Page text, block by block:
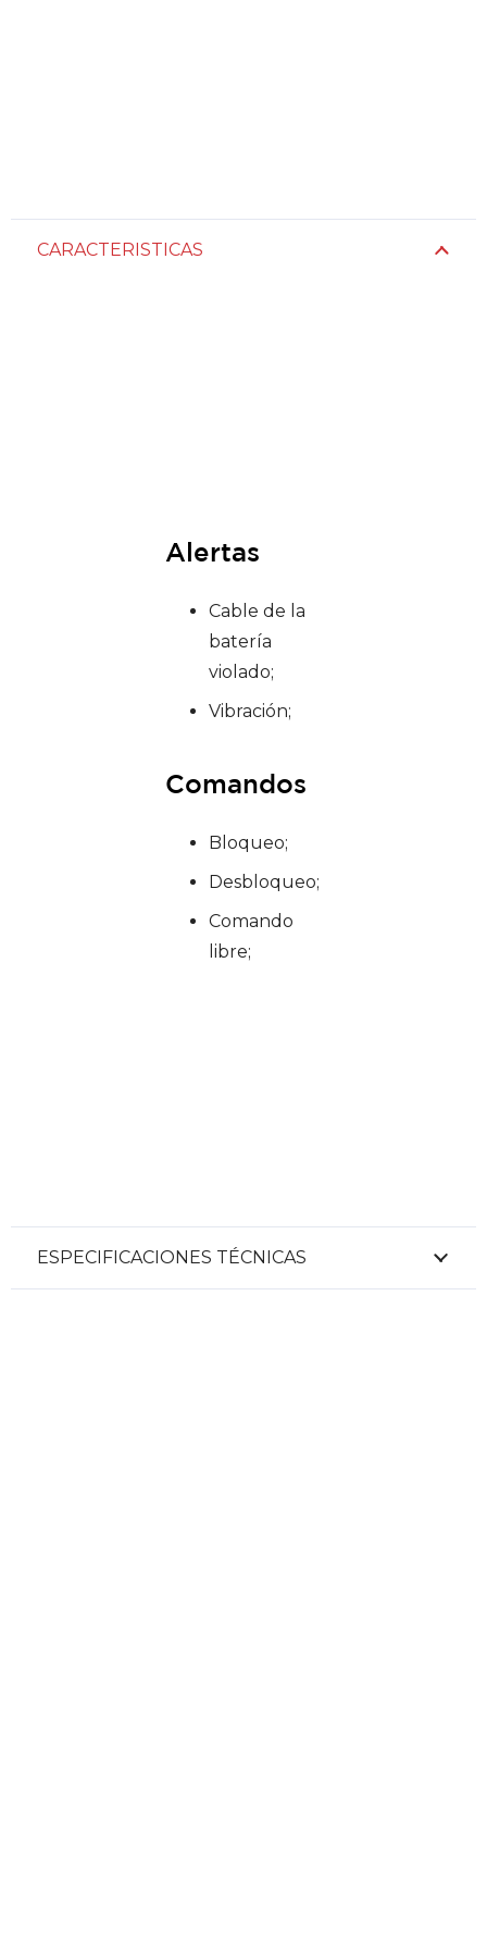
CARACTERISTICAS
Alertas
Cable de la
batería
violado;
Vibración;
Comandos
Bloqueo;
Desbloqueo;
Comando
libre;
ESPECIFICACIONES TÉCNICAS